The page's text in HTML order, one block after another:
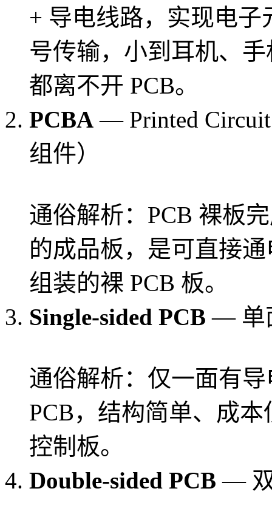
+ 导电线路，实现电
号传输，小到耳机、
都离不开 PCB。
PCBA — Printed
组件）
通俗解析：PCB 裸板
的成品板，是可直接
组装的裸 PCB 板。
Single-sided PCB — 单
通俗解析：仅一面有
PCB，结构简单、成
控制板。
Double-sided PCB —